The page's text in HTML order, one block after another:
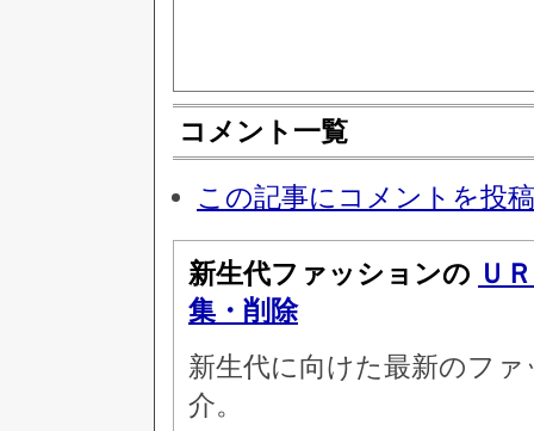
コメント一覧
この記事にコメントを投
新生代ファッションの Ｕ
集・削除
新生代に向けた最新のフ
介。